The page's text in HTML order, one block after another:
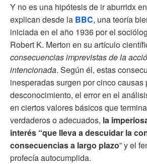
Y no es una hipótesis de ir aburridx
explican desde la BBC, una teoría
iniciada en el año 1936 por el
Robert K. Merton en su artículo
consecuencias imprevistas de la
intencionada. Según él, estas
inesperadas surgen por cinco causas
desconocimiento, el error en el
en ciertos valores básicos que
verdaderos o adecuados, la
interés “que lleva a descuidar la
consecuencias a largo plazo” y el
profecía autocumplida.